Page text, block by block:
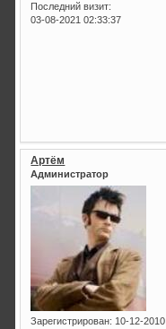
Последний визит:
03-08-2021 02:33:37
Артём
Администратор
Зарегистрирован: 10-12-2010